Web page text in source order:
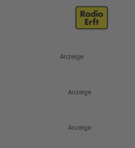
Anzeige
Anzeige
Anzeige